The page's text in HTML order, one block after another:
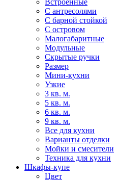
Встроенные
С антресолями
С барной стойкой
С островом
Малогабаритные
Модульные
Скрытые ручки
Размер
Мини-кухни
Узкие
3 кв. м.
5 кв. м.
6 кв. м.
9 кв. м.
Все для кухни
Варианты отделки
Мойки и смесители
Техника для кухни
Шкафы-купе
Цвет